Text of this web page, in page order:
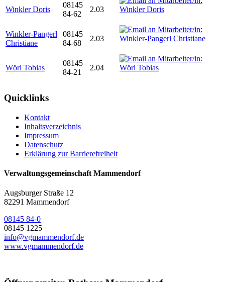
Winkler Doris
08145
84-62
2.03
Winkler-Pangerl
Christiane
08145
84-68
2.03
Wörl Tobias
08145
84-21
2.04
Quicklinks
Kontakt
Inhaltsverzeichnis
Impressum
Datenschutz
Erklärung zur Barrierefreiheit
Verwaltungsgemeinschaft Mammendorf
Augsburger Straße 12
82291 Mammendorf
08145 84-0
08145 1225
info@vgmammendorf.de
www.vgmammendorf.de